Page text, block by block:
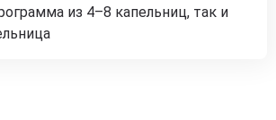
из 4–8 капельниц, так и